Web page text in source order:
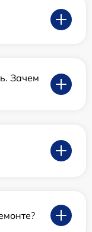
Зачем